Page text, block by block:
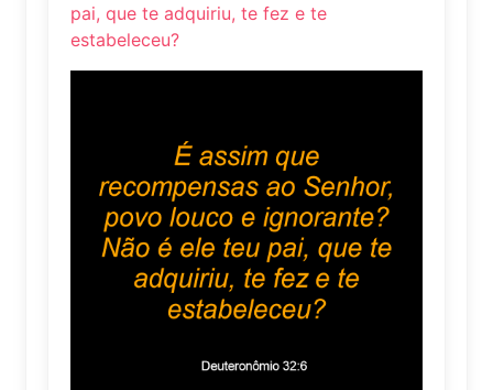
pai, que te adquiriu, te fez e te
estabeleceu?